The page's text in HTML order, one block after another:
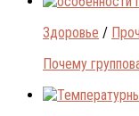
Здоровье /
Почему